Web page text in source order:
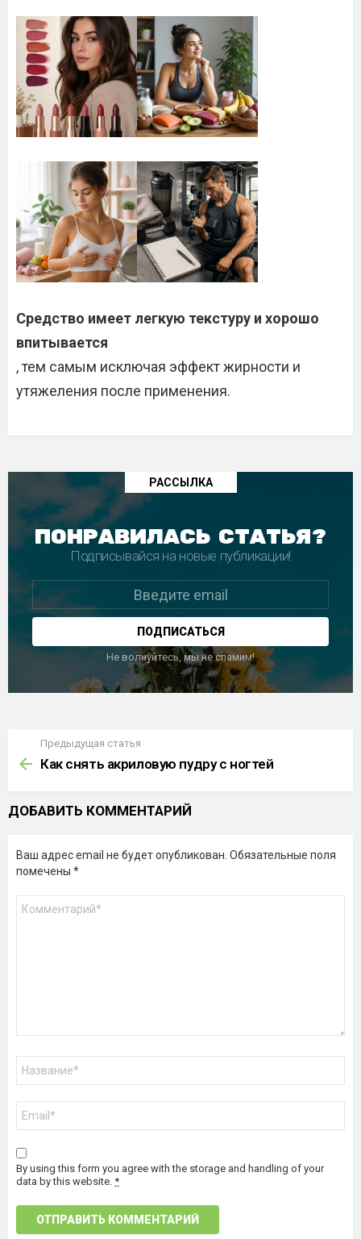
Средство имеет легкую текстуру и хорошо
впитывается
, тем самым исключая эффект жирности и
утяжеления после применения.
РАССЫЛКА
ПОНРАВИЛАСЬ СТАТЬЯ?
Подписывайся на новые публикации!
Не волнуйтесь, мы не спамим!
Узнать
больше
Предыдущая статья
Как снять акриловую пудру с ногтей
ДОБАВИТЬ КОММЕНТАРИЙ
Ваш адрес email не будет опубликован. Обязательные поля
помечены *
By using this form you agree with the storage and handling of your
data by this website. *